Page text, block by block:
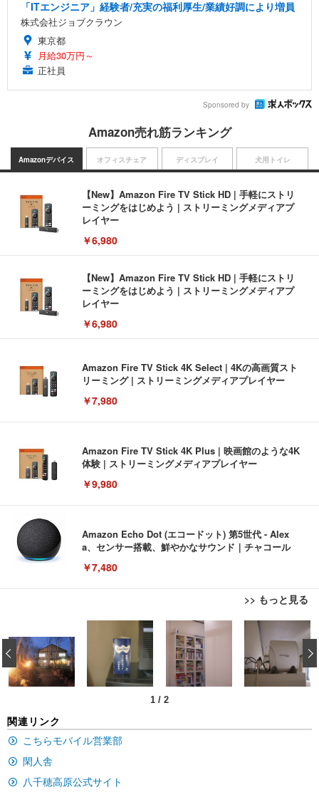
「ITエンジニア」経験者/充実の福利厚生/業績好調により増員
株式会社ジョブクラウン
東京都
月給30万円～
正社員
Sponsored by
Amazon売れ筋ランキング
Amazonデバイス
【New】Amazon Fire TV Stick HD | 手軽にストリ
ーミングをはじめよう | ストリーミングメディアプ
レイヤー
￥6,980
【New】Amazon Fire TV Stick HD | 手軽にストリ
ーミングをはじめよう | ストリーミングメディアプ
レイヤー
￥6,980
Amazon Fire TV Stick 4K Select | 4Kの高画質スト
リーミング | ストリーミングメディアプレイヤー
￥7,980
Amazon Fire TV Stick 4K Plus | 映画館のような4K
体験 | ストリーミングメディアプレイヤー
￥9,980
Amazon Echo Dot (エコードット) 第5世代 - Alex
a、センサー搭載、鮮やかなサウンド｜チャコール
￥7,480
>> もっと見る
オフィスチェア
[EdoErgo] オフィスチェア 椅子 テレワーク 疲れな
い 跳ね上げ式アームレスト コンパクト 約105度ロッ
キング pc 事務椅子 360度回転 座面昇降 強化ナイロ
ン樹脂ベース 通気性メッシュ 在宅ワーク H-WY01
(黒網+黒枠+黒足)
￥5,699
ュチェア 人間工学 疲れない ブラック
￥27,999
ディスプレイ
EIZO ビジネス向けプレミアムモニター | FlexScan
EV3240X-WT | 31.5型4K UHD・USB Type-C・ホワ
￥105,595
イト
犬用トイレ
Amazonベーシック ペットシーツ 薄型 レギュラー 1
回使い捨て 無香料 ホワイト 300枚
￥3,373
x2袋(84枚) ホワイト(吸収面:ライトブルー)
￥3,234
1 / 2
‹
関連リンク
こちらモバイル営業部
閑人舎
八千穂高原公式サイト